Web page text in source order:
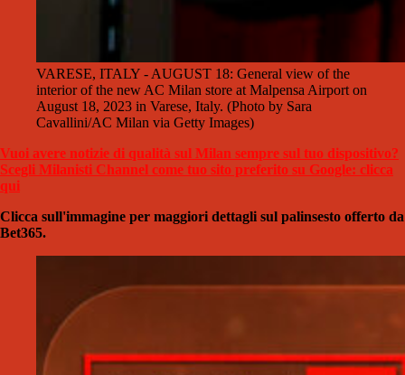
VARESE, ITALY - AUGUST 18: General view of the
interior of the new AC Milan store at Malpensa Airport on
August 18, 2023 in Varese, Italy. (Photo by Sara
Cavallini/AC Milan via Getty Images)
Vuoi avere notizie di qualità sul Milan sempre sul tuo dispositivo?
Scegli Milanisti Channel come tuo sito preferito su Google: clicca
qui
Clicca sull'immagine per maggiori dettagli sul palinsesto offerto da
Bet365.